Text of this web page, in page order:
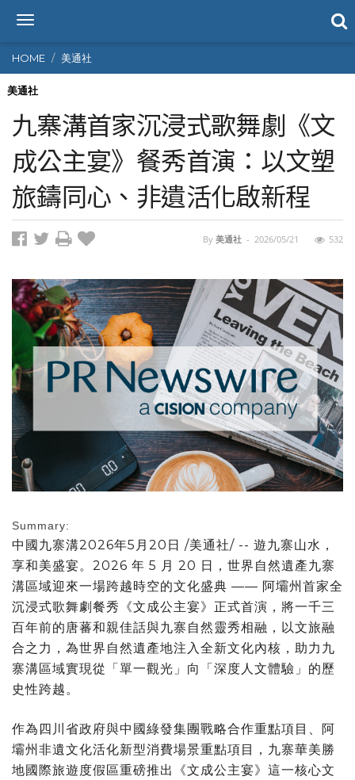
T
g
g
l
n
a
v
i
g
a
t
HOME 美通社
美通社
九寨溝首家沉浸式歌舞劇《文
成公主宴》餐秀首演：以文塑
旅鑄同心、非遺活化啟新程
By 美通社 - 2026/05/21 532
Summary:
中國九寨溝2026年5月20日 /美通社/ -- 遊九寨山水，
享和美盛宴。2026 年 5 月 20 日，世界自然遺產九寨
溝區域迎來一場跨越時空的文化盛典 —— 阿壩州首家全
沉浸式歌舞劇餐秀《文成公主宴》正式首演，將一千三
百年前的唐蕃和親佳話與九寨自然靈秀相融，以文旅融
合之力，為世界自然遺產地注入全新文化內核，助力九
寨溝區域實現從「單一觀光」向「深度人文體驗」的歷
史性跨越。
作為四川省政府與中國綠發集團戰略合作重點項目、阿
壩州非遺文化活化新型消費場景重點項目，九寨華美勝
地國際旅遊度假區重磅推出《文成公主宴》這一核心文